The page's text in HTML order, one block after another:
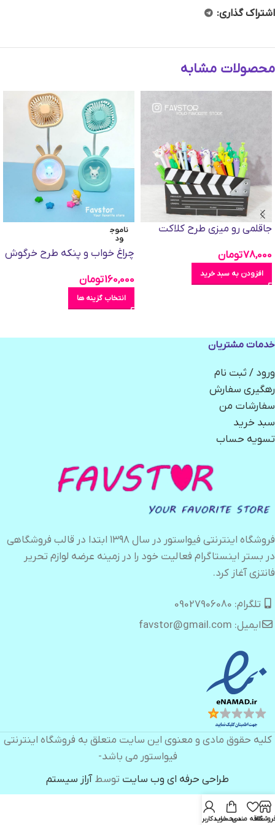
اشتراک گذاری:
محصولات مشابه
جاقلمی رو میزی طرح کلاکت
78,000تومان
افزودن به سبد خرید
ناموج
ود
چراغ خواب و پنكه طرح خرگوش
160,000تومان
انتخاب گزینه ها
خدمات مشتریان
ورود / ثبت نام
رهگیری سفارش
سفارشات من
سبد خرید
تسویه حساب
فروشگاه اینترنتی فیواستور در سال ۱۳۹۸ ابتدا در قالب فروشگاهی
در بستر اینستاگرام فعالیت خود را در زمینه عرضه لوازم تحریر
فانتزی آغاز کرد.
تلگرام: 09027906080
ایمیل: favstor@gmail.com
کلیه حقوق مادی و معنوی این سایت متعلق به فروشگاه اینترنتی
فیواستور می باشد-
طراحی حرفه ای وب سایت توسطآراز سیستم
علاقه مندیسبد خرید
حساب کاربری من